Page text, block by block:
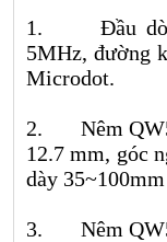
1. Đầu dò
5MHz, đường
Microdot.
2. Nêm
12.7 mm, góc
dày 35~100mm
3. Nêm